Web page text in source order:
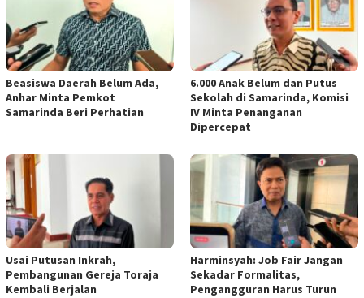
Beasiswa Daerah Belum Ada,
Anhar Minta Pemkot
Samarinda Beri Perhatian
6.000 Anak Belum dan Putus
Sekolah di Samarinda, Komisi
IV Minta Penanganan
Dipercepat
Usai Putusan Inkrah,
Pembangunan Gereja Toraja
Kembali Berjalan
Harminsyah: Job Fair Jangan
Sekadar Formalitas,
Pengangguran Harus Turun